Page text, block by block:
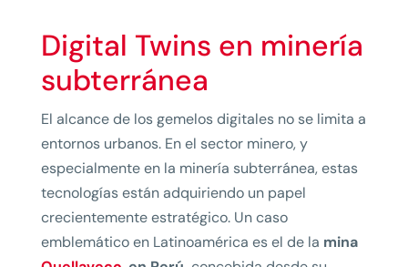
Digital Twins en minería
subterránea
El alcance de los gemelos digitales no se limita a
entornos urbanos. En el sector minero, y
especialmente en la minería subterránea, estas
tecnologías están adquiriendo un papel
crecientemente estratégico. Un caso
emblemático en Latinoamérica es el de la mina